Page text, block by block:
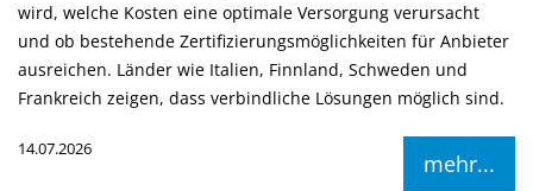
wird, welche Kosten eine optimale Versorgung verursacht
und ob bestehende Zertifizierungsmöglichkeiten für Anbieter
ausreichen. Länder wie Italien, Finnland, Schweden und
Frankreich zeigen, dass verbindliche Lösungen möglich sind.
14.07.2026
mehr...